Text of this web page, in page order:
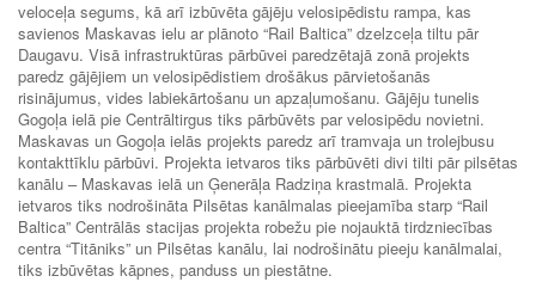
veloceļa segums, kā arī izbūvēta gājēju velosipēdistu rampa, kas
savienos Maskavas ielu ar plānoto “Rail Baltica” dzelzceļa tiltu pār
Daugavu. Visā infrastruktūras pārbūvei paredzētajā zonā projekts
paredz gājējiem un velosipēdistiem drošākus pārvietošanās
risinājumus, vides labiekārtošanu un apzaļumošanu. Gājēju tunelis
Gogoļa ielā pie Centrāltirgus tiks pārbūvēts par velosipēdu novietni.
Maskavas un Gogoļa ielās projekts paredz arī tramvaja un trolejbusu
kontakttīklu pārbūvi. Projekta ietvaros tiks pārbūvēti divi tilti pār pilsētas
kanālu – Maskavas ielā un Ģenerāļa Radziņa krastmalā. Projekta
ietvaros tiks nodrošināta Pilsētas kanālmalas pieejamība starp “Rail
Baltica” Centrālās stacijas projekta robežu pie nojauktā tirdzniecības
centra “Titāniks” un Pilsētas kanālu, lai nodrošinātu pieeju kanālmalai,
tiks izbūvētas kāpnes, panduss un piestātne.